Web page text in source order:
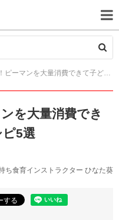
を大量消費できて子どもも喜ぶ15分レシピ5選
を大量消費でき
5選
ち食育インストラクター ひなた葵